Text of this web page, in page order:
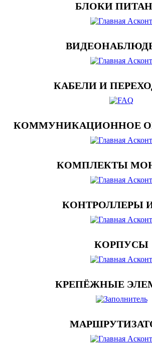
БЛОКИ
КАБЕЛИ И
КОММУНИКАЦИОННОЕ
КОМПЛЕКТЫ
КОНТРОЛЛЕРЫ
КОРПУСЫ
КРЕПЁЖНЫЕ